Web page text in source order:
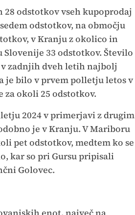
odstotkov vseh kupoprodaj
odstotkov, na območju
v Kranju z okolico in
33 odstotkov. Število
zadnjih dveh letih najbolj
je bilo v prvem polletju letos v
okoli 25 odstotkov.
2024 v primerjavi z drugim
je v Kranju. V Mariboru
pet odstotkov, medtem ko se
kar so pri Gursu pripisali
Golovec.